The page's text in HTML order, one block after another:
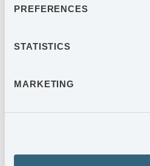
PREFERENCES
STATISTICS
MARKETING
verkstadsindustrin i Europa.